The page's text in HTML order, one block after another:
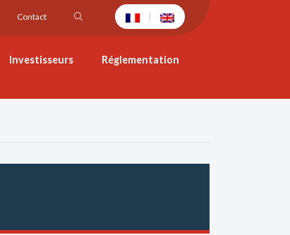
Contact |
Investisseurs Réglementation